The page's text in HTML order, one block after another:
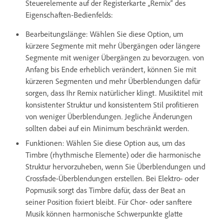
Steuerelemente auf der Registerkarte „Remix“ des
Eigenschaften-Bedienfelds:
Bearbeitungslänge: Wählen Sie diese Option, um
kürzere Segmente mit mehr Übergängen oder längere
Segmente mit weniger Übergängen zu bevorzugen. von
Anfang bis Ende erheblich verändert, können Sie mit
kürzeren Segmenten und mehr Überblendungen dafür
sorgen, dass Ihr Remix natürlicher klingt. Musiktitel mit
konsistenter Struktur und konsistentem Stil profitieren
von weniger Überblendungen. Jegliche Änderungen
sollten dabei auf ein Minimum beschränkt werden.
Funktionen: Wählen Sie diese Option aus, um das
Timbre (rhythmische Elemente) oder die harmonische
Struktur hervorzuheben, wenn Sie Überblendungen und
Crossfade-Überblendungen erstellen. Bei Elektro- oder
Popmusik sorgt das Timbre dafür, dass der Beat an
seiner Position fixiert bleibt. Für Chor- oder sanftere
Musik können harmonische Schwerpunkte glatte